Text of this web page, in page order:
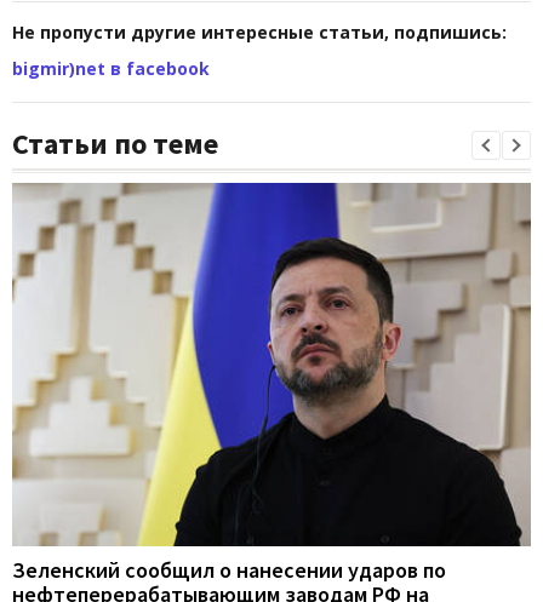
Не пропусти другие интересные статьи, подпишись:
bigmir)net в facebook
Статьи по теме
Зеленский сообщил о нанесении ударов по
нефтеперерабатывающим заводам РФ на